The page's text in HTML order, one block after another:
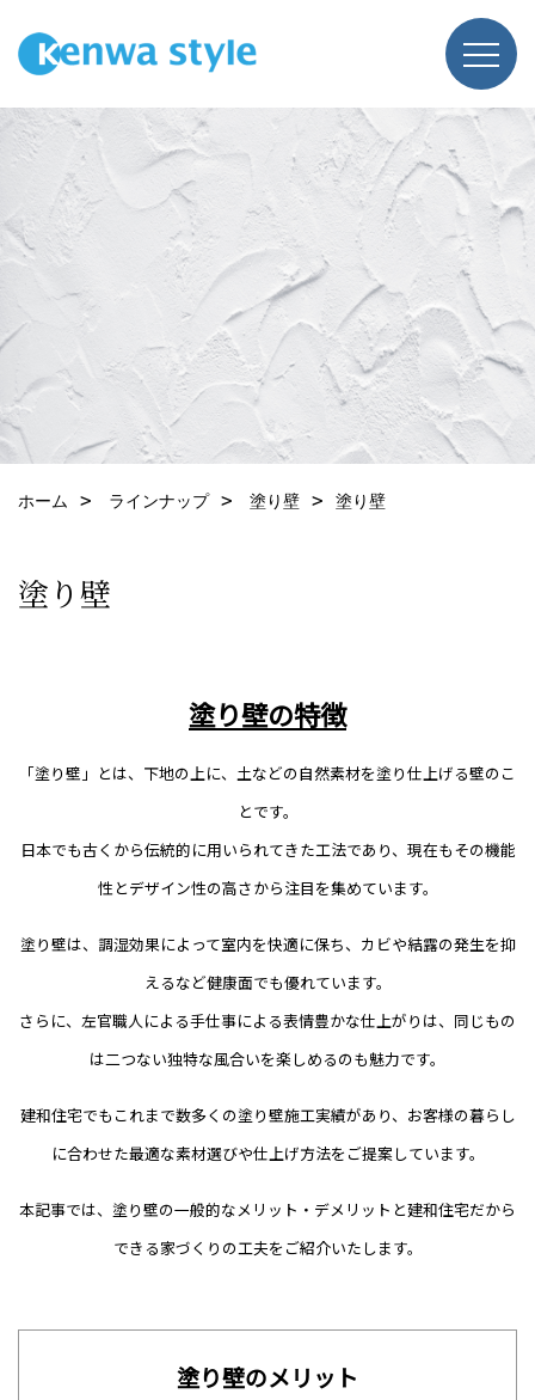
ホーム ラインナップ 塗り壁 塗り壁
塗り壁
塗り壁の特徴
「塗り壁」とは、下地の上に、土などの自然素材を塗り仕上げる壁のこ
とです。
日本でも古くから伝統的に用いられてきた工法であり、現在もその機能
性とデザイン性の高さから注目を集めています。
塗り壁は、調湿効果によって室内を快適に保ち、カビや結露の発生を抑
えるなど健康面でも優れています。
さらに、左官職人による手仕事による表情豊かな仕上がりは、同じもの
は二つない独特な風合いを楽しめるのも魅力です。
建和住宅でもこれまで数多くの塗り壁施工実績があり、お客様の暮らし
に合わせた最適な素材選びや仕上げ方法をご提案しています。
本記事では、塗り壁の一般的なメリット・デメリットと建和住宅だから
できる家づくりの工夫をご紹介いたします。
塗り壁のメリット